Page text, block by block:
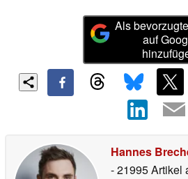
Als
auf
Hannes
- 21995 Artikel